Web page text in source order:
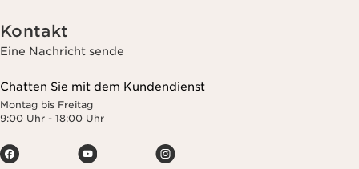
Kontakt
Eine Nachricht sende
Chatten Sie mit dem Kundendienst
Montag bis Freitag
9:00 Uhr - 18:00 Uhr